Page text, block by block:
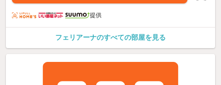
提供
フェリアーナのすべての部屋を見る